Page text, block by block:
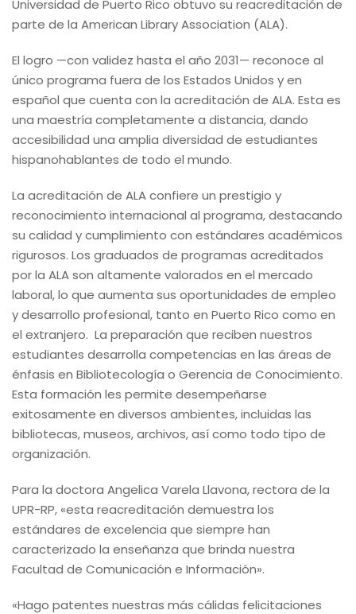
Universidad de Puerto Rico obtuvo su reacreditación de
parte de la American Library Association (ALA).
El logro —con validez hasta el año 2031— reconoce al
único programa fuera de los Estados Unidos y en
español que cuenta con la acreditación de ALA. Esta es
una maestría completamente a distancia, dando
accesibilidad una amplia diversidad de estudiantes
hispanohablantes de todo el mundo.
La acreditación de ALA confiere un prestigio y
reconocimiento internacional al programa, destacando
su calidad y cumplimiento con estándares académicos
rigurosos. Los graduados de programas acreditados
por la ALA son altamente valorados en el mercado
laboral, lo que aumenta sus oportunidades de empleo
y desarrollo profesional, tanto en Puerto Rico como en
el extranjero. La preparación que reciben nuestros
estudiantes desarrolla competencias en las áreas de
énfasis en Bibliotecología o Gerencia de Conocimiento.
Esta formación les permite desempeñarse
exitosamente en diversos ambientes, incluidas las
bibliotecas, museos, archivos, así como todo tipo de
organización.
Para la doctora Angelica Varela Llavona, rectora de la
UPR-RP, «esta reacreditación demuestra los
estándares de excelencia que siempre han
caracterizado la enseñanza que brinda nuestra
Facultad de Comunicación e Información».
«Hago patentes nuestras más cálidas felicitaciones